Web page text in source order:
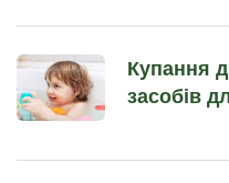
Купання
засобів